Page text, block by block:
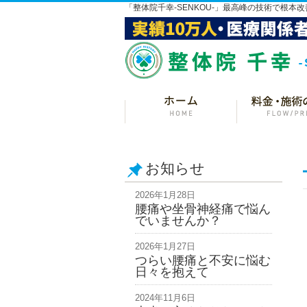
「整体院千幸-SENKOU-」最高峰の技術で根本改
お知らせ
2026年1月28日
腰痛や坐骨神経痛で悩ん
でいませんか？
2026年1月27日
つらい腰痛と不安に悩む
日々を抱えて
2024年11月6日